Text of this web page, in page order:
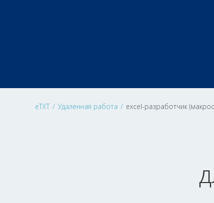
eTXT / Удаленная работа / excel-разработчик